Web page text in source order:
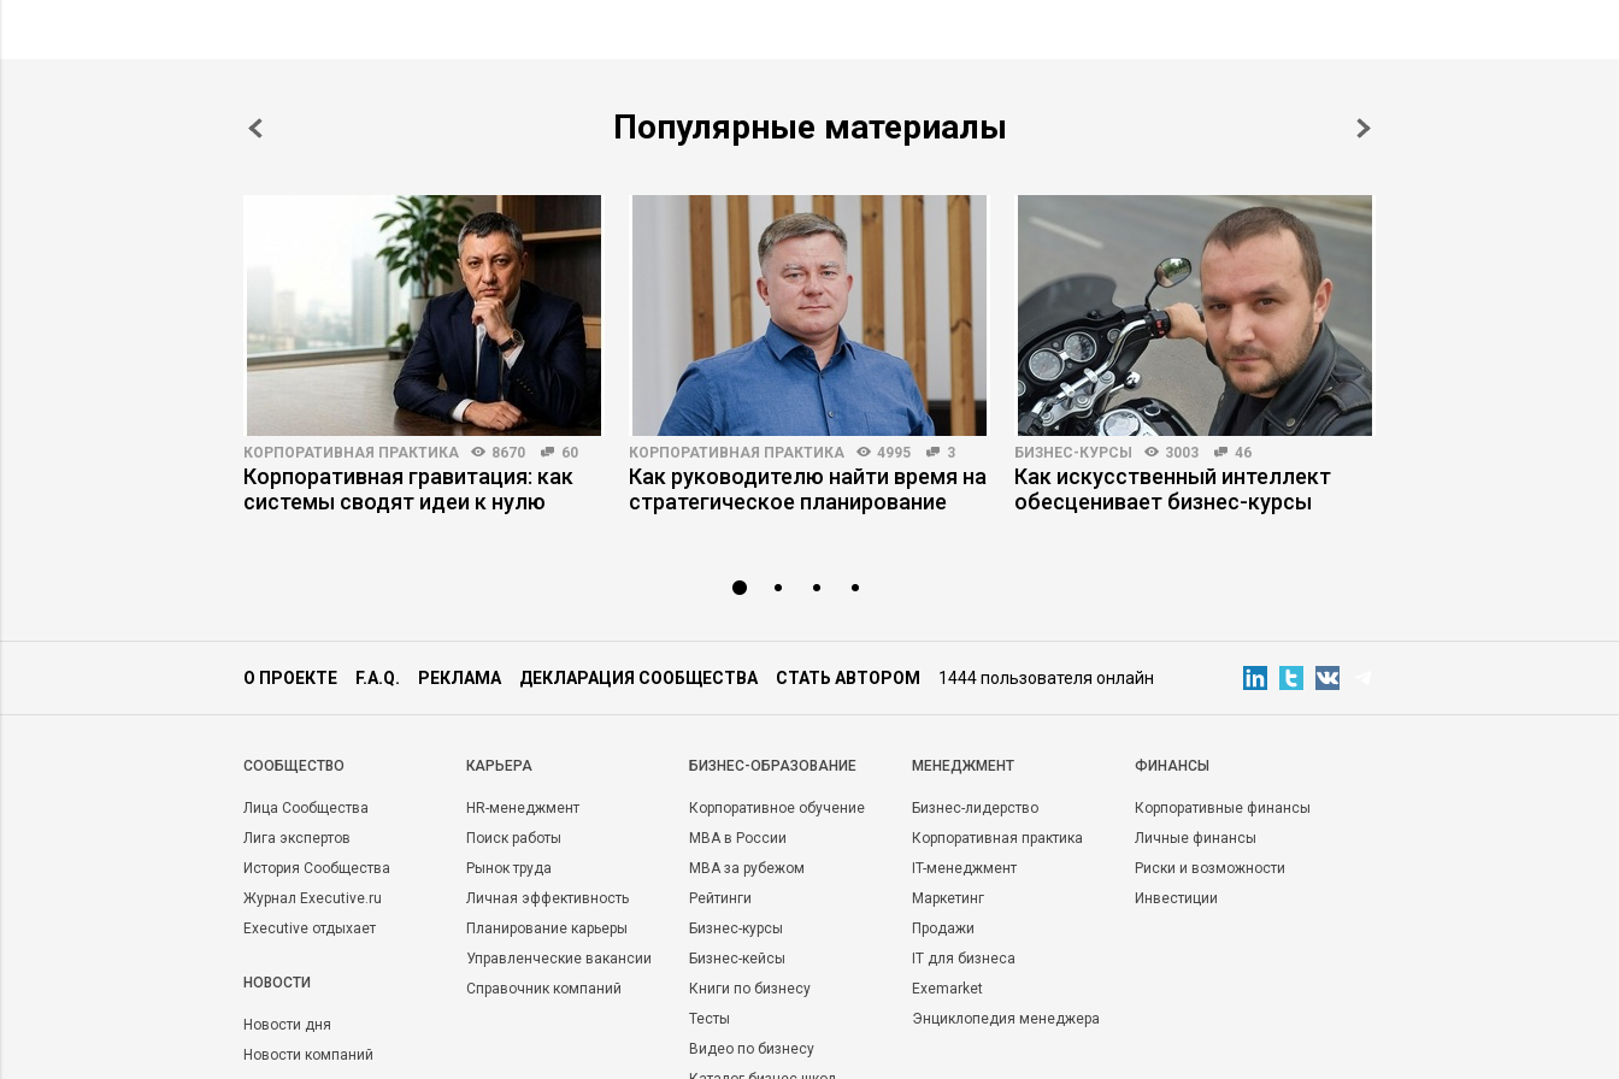
Популярные материалы
КОРПОРАТИВНАЯ ПРАКТИКА 8670 60
Корпоративная гравитация: как
системы сводят идеи к нулю
КОРПОРАТИВНАЯ ПРАКТИКА 4995 3
Как руководителю найти время на
стратегическое планирование
БИЗНЕС-КУРСЫ 3003 46
Как искусственный интеллект
обесценивает бизнес-курсы
О ПРОЕКТЕ F.A.Q. РЕКЛАМА ДЕКЛАРАЦИЯ СООБЩЕСТВА СТАТЬ АВТОРОМ 1444 пользователя онлайн
CООБЩЕСТВО
Лица Сообщества
Лига экспертов
История Сообщества
Журнал Executive.ru
Executive отдыхает
НОВОСТИ
Новости дня
Новости компаний
КАРЬЕРА
HR-менеджмент
Поиск работы
Рынок труда
Личная эффективность
Планирование карьеры
Управленческие вакансии
Справочник компаний
БИЗНЕС-ОБРАЗОВАНИЕ
Корпоративное обучение
MBA в России
MBA за рубежом
Рейтинги
Бизнес-курсы
Бизнес-кейсы
Книги по бизнесу
Тесты
Видео по бизнесу
МЕНЕДЖМЕНТ
Бизнес-лидерство
Корпоративная практика
IT-менеджмент
Маркетинг
Продажи
IT для бизнеса
Exemarket
Энциклопедия менеджера
ФИНАНСЫ
Корпоративные финансы
Личные финансы
Риски и возможности
Инвестиции